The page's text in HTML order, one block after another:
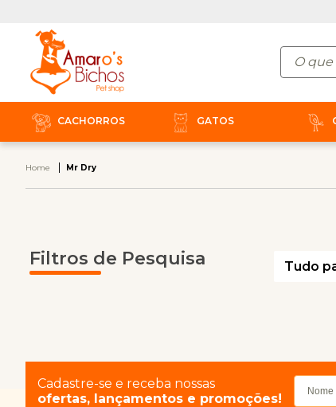
CACHORROS GATOS
Home Mr Dry
Filtros de Pesquisa Tudo
Cadastre-se e receba nossas
ofertas, lançamentos e promoções!